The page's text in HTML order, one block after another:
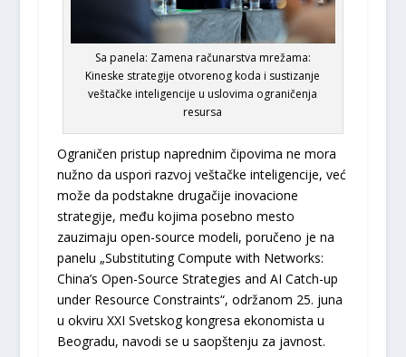
Sa panela: Zamena računarstva mrežama:
Kineske strategije otvorenog koda i sustizanje
veštačke inteligencije u uslovima ograničenja
resursa
Ograničen pristup naprednim čipovima ne mora
nužno da uspori razvoj veštačke inteligencije, već
može da podstakne drugačije inovacione
strategije, među kojima posebno mesto
zauzimaju open-source modeli, poručeno je na
panelu „Substituting Compute with Networks:
China’s Open-Source Strategies and AI Catch-up
under Resource Constraints“, održanom 25. juna
u okviru XXI Svetskog kongresa ekonomista u
Beogradu, navodi se u saopštenju za javnost.